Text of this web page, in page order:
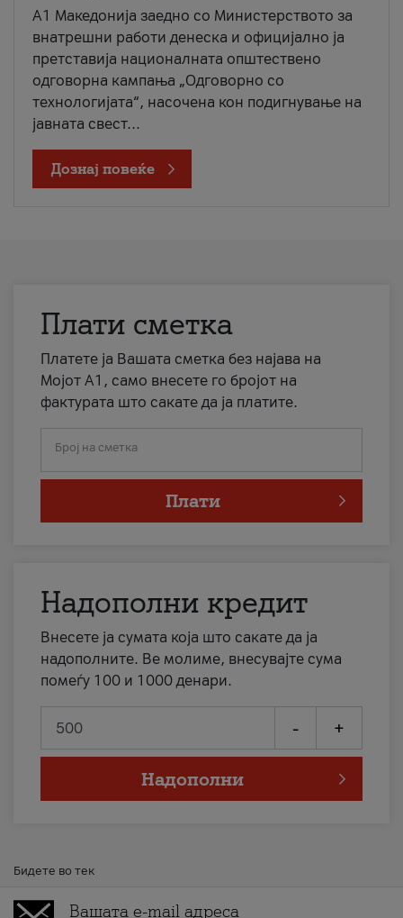
A1 Македонија заедно со Министерството за
внатрешни работи денеска и официјално ја
претставија националната општествено
одговорна кампања „Одговорно со
технологијата“, насочена кон подигнување на
јавната свест...
Дознај повеќе
Плати сметка
Платете ја Вашата сметка без најава на
Мојот А1, само внесете го бројот на
фактурата што сакате да ја платите.
Број на сметка
Плати
Надополни кредит
Внесете ја сумата која што сакате да ја
надополните. Ве молиме, внесувајте сума
помеѓу 100 и 1000 денари.
- +
Надополни
Бидете во тек